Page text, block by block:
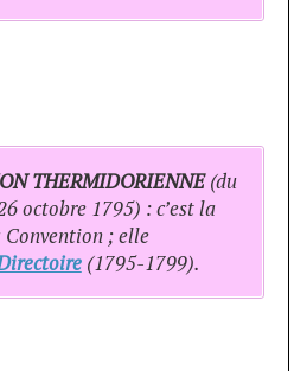
THERMIDORIENNE(du
octobre 1795) : c’est la
Convention ; elle
(1795-1799).